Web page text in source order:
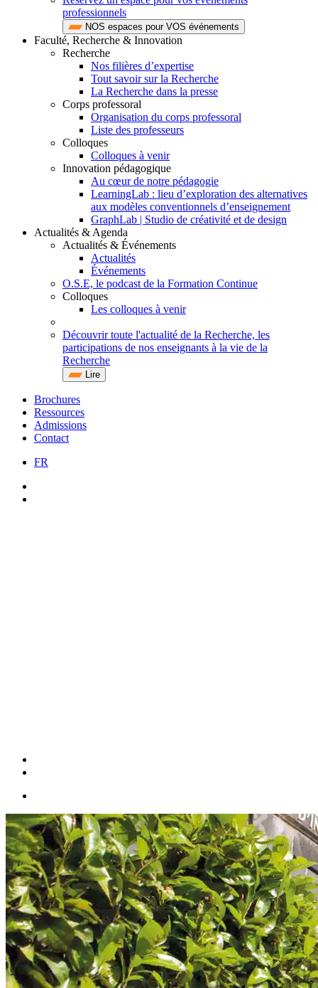
professionnels
NOS espaces pour VOS événements
Faculté, Recherche & Innovation
Recherche
Nos filières d’expertise
Tout savoir sur la Recherche
La Recherche dans la presse
Corps professoral
Organisation du corps professoral
Liste des professeurs
Colloques
Colloques à venir
Innovation pédagogique
Au cœur de notre pédagogie
LearningLab : lieu d’exploration des alternatives
aux modèles conventionnels d’enseignement
GraphLab | Studio de créativité et de design
Actualités & Agenda
Actualités & Événements
Actualités
Événements
O.S.E, le podcast de la Formation Continue
Colloques
Les colloques à venir
Découvrir toute l'actualité de la Recherche, les
participations de nos enseignants à la vie de la
Recherche
Lire
Brochures
Ressources
Admissions
Contact
FR